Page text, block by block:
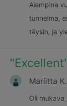
Aiempina
tunnelma,
täysin, ja
"Excellent
Mariitta K.
Oli